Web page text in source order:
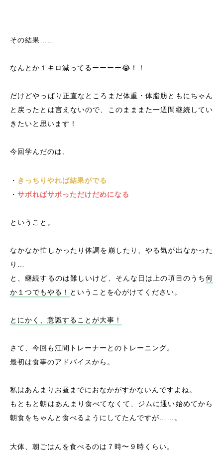
その結果……
なんとか１キロ減ってるーーーー😭！！
だけどやっぱり正直なところまだ体重・体脂肪ともにちゃん
と戻ったとは言えないので、このまままた一週間継続してい
きたいと思います！
今回学んだのは、
・ きっちりやれば結果がでる
・ サボればサボっただけだめになる
ということ。
なかなか忙しかったり体調を崩したり、やる気が出なかった
り…
と、継続するのは難しいけど、そんな日は上の項目のうち何
か１つでもやる！ ということを心がけてください。
とにかく、意識することが大事！
さて、今回も江間トレーナーとのトレーニング。
最初は食事のアドバイスから。
私はあんまりお昼までにおなかがすかないんですよね。
もともと朝はあんまり食べてなくて、ジムに通い始めてから
朝食をちゃんと食べるようにしてたんですが……。
大体、朝ごはんを食べるのは７時〜９時くらい。